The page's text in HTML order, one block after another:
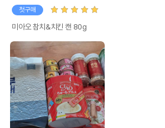
첫구매
미아오 참치&치킨 캔 80g